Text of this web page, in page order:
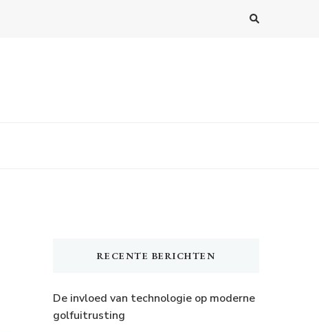
RECENTE BERICHTEN
De invloed van technologie op moderne
golfuitrusting